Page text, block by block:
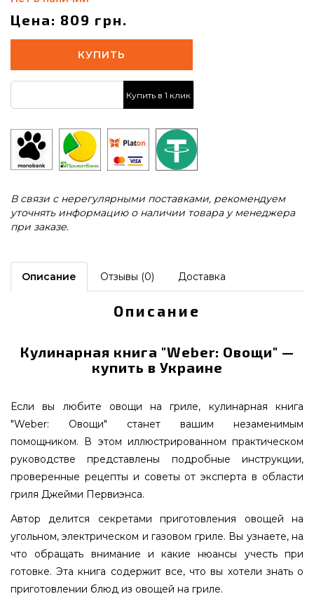
Цена: 809 грн.
КУПИТЬ
Купить в 1 клик
В связи с нерегулярными поставками, рекомендуем
уточнять информацию о наличии товара у менеджера
при заказе.
Описание Отзывы (0) Доставка
Описание
Кулинарная книга "Weber: Овощи" —
купить в Украине
Если вы любите овощи на гриле, кулинарная книга
"Weber: Овощи" станет вашим незаменимым
помощником. В этом иллюстрированном практическом
руководстве представлены подробные инструкции,
проверенные рецепты и советы от эксперта в области
гриля Джейми Первиэнса.
Автор делится секретами приготовления овощей на
угольном, электрическом и газовом гриле. Вы узнаете, на
что обращать внимание и какие нюансы учесть при
готовке. Эта книга содержит все, что вы хотели знать о
приготовлении блюд из овощей на гриле.